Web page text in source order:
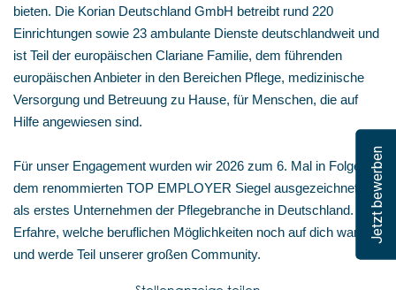
Jetzt bewerben
bieten. Die Korian Deutschland GmbH betreibt rund 220
Einrichtungen sowie 23 ambulante Dienste deutschlandweit und
ist Teil der europäischen Clariane Familie, dem führenden
europäischen Anbieter in den Bereichen Pflege, medizinische
Versorgung und Betreuung zu Hause, für Menschen, die auf
Hilfe angewiesen sind.
Für unser Engagement wurden wir 2026 zum 6. Mal in Folge mit
dem renommierten TOP EMPLOYER Siegel ausgezeichnet –
als erstes Unternehmen der Pflegebranche in Deutschland.
Erfahre, welche beruflichen Möglichkeiten noch auf dich warten,
und werde Teil unserer großen Community.